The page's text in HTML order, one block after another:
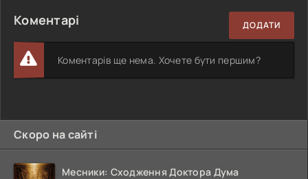
Коментарі ДОДАТИ
Коментарів ще нема. Хочете бути першим?
Скоро на сайті
Месники: Сходження Доктора Дума